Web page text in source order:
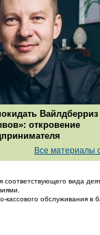
Вайлдберриз
откровение
Все материалы
вида
обслуживания в